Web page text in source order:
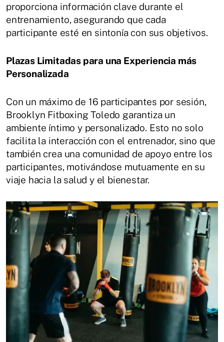
proporciona información clave durante el
entrenamiento, asegurando que cada
participante esté en sintonía con sus objetivos.
Plazas Limitadas para una Experiencia más
Personalizada
Con un máximo de 16 participantes por sesión,
Brooklyn Fitboxing Toledo garantiza un
ambiente íntimo y personalizado. Esto no solo
facilita la interacción con el entrenador, sino que
también crea una comunidad de apoyo entre los
participantes, motivándose mutuamente en su
viaje hacia la salud y el bienestar.